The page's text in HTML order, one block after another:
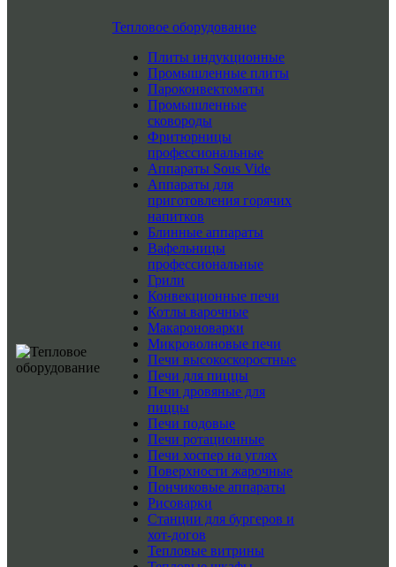
Тепловое оборудование
Плиты индукционные
Промышленные плиты
Пароконвектоматы
Промышленные
сковороды
Фритюрницы
профессиональные
Аппараты Sous Vide
Аппараты для
приготовления горячих
напитков
Блинные аппараты
Вафельницы
профессиональные
Грили
Конвекционные печи
Котлы варочные
Макароноварки
Микроволновые печи
Печи высокоскоростные
Печи для пиццы
Печи дровяные для
пиццы
Печи подовые
Печи ротационные
Печи хоспер на углях
Поверхности жарочные
Пончиковые аппараты
Рисоварки
Станции для бургеров и
хот-догов
Тепловые витрины